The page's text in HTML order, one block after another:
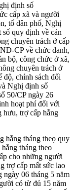
định số
cấp xã và người
tổ dân phố, Nghị
quy định về cán
chuyên trách ở cấp
CP về chức danh,
bộ, công chức ở xã,
chuyên trách ở
độ, chính sách đối
Nghị định số
50/CP ngày 26
hoạt phí đối với
hưu, trợ cấp hằng
hằng tháng theọ quy
tháng theo
cho những người
trợ cấp mất sức lao
06 tháng 5 năm
có từ đủ 15 năm